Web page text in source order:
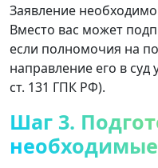
Заявление
Вместо вас может
если полномочия на
направление его в суд
ст. 131 ГПК РФ).
Шаг 3.